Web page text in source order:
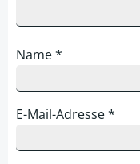
Name*
E-Mail-Adresse*